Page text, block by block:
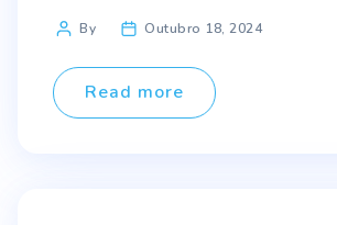
como um Bem Comum Mundial”, a
ainda, no mesmo período, uma perda
PostBy Outubro 18, 2024
Read more